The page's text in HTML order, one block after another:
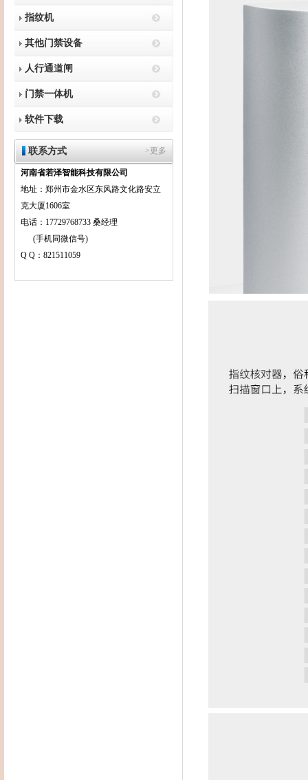
指纹机
其他门禁设备
人行通道闸
门禁一体机
软件下载
联系方式 >更多
河南省若泽智能科技有限公司
地址：郑州市金水区东风路文化路安立
克大厦1606室
电话：17729768733 桑经理
(手机同微信号)
Q Q：821511059